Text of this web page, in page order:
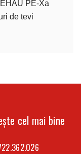
PE-Xa
de tevi
cel mai bine